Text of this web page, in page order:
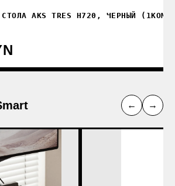
AKS TRES H720, ЧЕРНЫЙ
← →